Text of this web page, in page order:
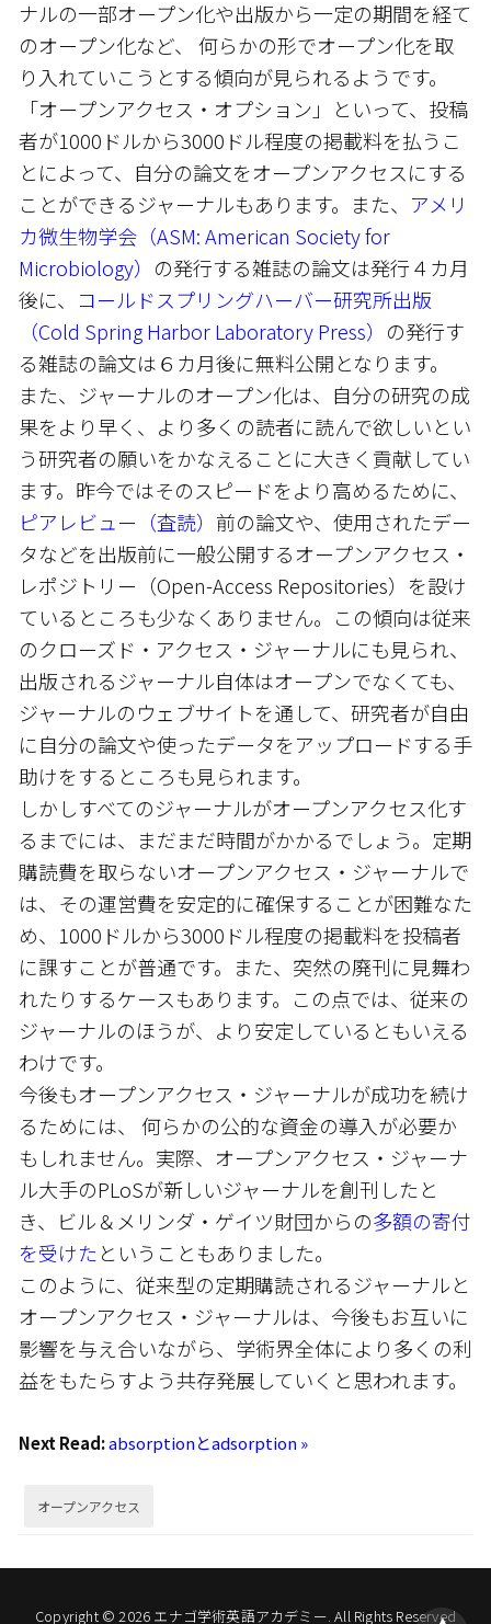
ナルの一部オープン化や出版から一定の期間を経て
のオープン化など、 何らかの形でオープン化を取
り入れていこうとする傾向が見られるようです。
「オープンアクセス・オプション」といって、投稿
者が1000ドルから3000ドル程度の掲載料を払うこ
とによって、自分の論文をオープンアクセスにする
ことができるジャーナルもあります。また、 アメリ
カ微生物学会（ASM: American Society for
Microbiology） の発行する雑誌の論文は発行４カ月
後に、
コールドスプリングハーバー研究所出版
（Cold Spring Harbor Laboratory Press） の発行す
る雑誌の論文は６カ月後に無料公開となります。
また、ジャーナルのオープン化は、自分の研究の成
果をより早く、より多くの読者に読んで欲しいとい
う研究者の願いをかなえることに大きく貢献してい
ます。昨今ではそのスピードをより高めるために、
ピアレビュー（査読） 前の論文や、使用されたデー
タなどを出版前に一般公開するオープンアクセス・
レポジトリー（Open-Access Repositories）を設け
ているところも少なくありません。この傾向は従来
のクローズド・アクセス・ジャーナルにも見られ、
出版されるジャーナル自体はオープンでなくても、
ジャーナルのウェブサイトを通して、研究者が自由
に自分の論文や使ったデータをアップロードする手
助けをするところも見られます。
しかしすべてのジャーナルがオープンアクセス化す
るまでには、まだまだ時間がかかるでしょう。定期
購読費を取らないオープンアクセス・ジャーナルで
は、その運営費を安定的に確保することが困難なた
め、1000ドルから3000ドル程度の掲載料を投稿者
に課すことが普通です。また、突然の廃刊に見舞わ
れたりするケースもあります。この点では、従来の
ジャーナルのほうが、より安定しているともいえる
わけです。
今後もオープンアクセス・ジャーナルが成功を続け
るためには、 何らかの公的な資金の導入が必要か
もしれません。実際、オープンアクセス・ジャーナ
ル大手のPLoSが新しいジャーナルを創刊したと
き、ビル＆メリンダ・ゲイツ財団からの多額の寄付
を受けた ということもありました。
このように、従来型の定期購読されるジャーナルと
オープンアクセス・ジャーナルは、今後もお互いに
影響を与え合いながら、学術界全体により多くの利
益をもたらすよう共存発展していくと思われます。
Next Read:absorptionとadsorption »
オープンアクセス
Copyright © 2026 エナゴ学術英語アカデミー. All Rights Reserved